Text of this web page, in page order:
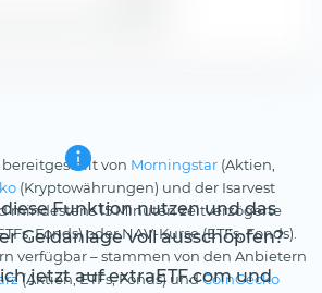
Funktion nutzen und das
Geldanlage voll ausschöpfen?
jetzt auf extraETF.com und
von Morningstar (Aktien,
(Kryptowährungen) und der Isarvest
mindestens 15 Minuten zeitverzögerte
Fonds) oder NAV-Kurse (ETFs, Fonds).
verfügbar – stammen von den Anbietern
(Aktien, ETFs, Fonds) undCoinGecko